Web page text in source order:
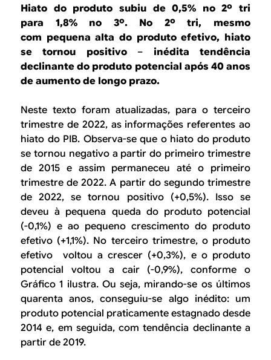
B
R
o
d
e
b
s
c
a
Hiato do produto subiu de 0,5% no 2º tri
para 1,8% no 3º. No 2º tri, mesmo
com pequena alta do produto efetivo, hiato
se tornou positivo– inédita tendência
declinante do produto potencial após 40 anos
de aumento de longo prazo.
Neste texto foram atualizadas, para o terceiro
trimestre de 2022, as informações referentes ao
hiato do PIB. Observa-se que o hiato do produto
se tornou negativo a partir do primeiro trimestre
de 2015 e assim permaneceu até o primeiro
trimestre de 2022. A partir do segundo trimestre
de 2022, se tornou positivo (+0,5%). Isso se
deveu à pequena queda do produto potencial
(-0,1%) e ao pequeno crescimento do produto
efetivo (+1,1%). No terceiro trimestre, o produto
efetivo voltou a crescer (+0,3%), e o produto
potencial voltou a cair (-0,9%), conforme o
Gráfico 1 ilustra. Ou seja, mirando-se os últimos
quarenta anos, conseguiu-se algo inédito: um
produto potencial praticamente estagnado desde
2014 e, em seguida, com tendência declinante a
partir de 2019.